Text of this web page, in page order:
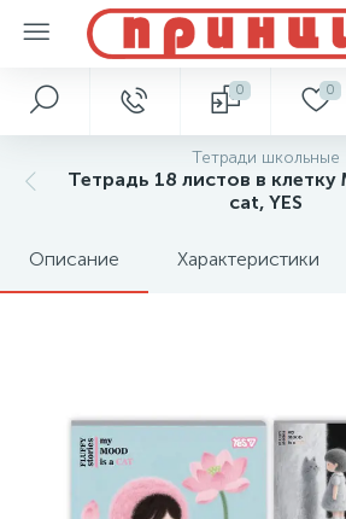
0 0
Тетради школьные
Тетрадь 18 листов в клетку
cat, YES
Описание Характеристики